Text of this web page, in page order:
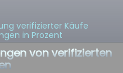
verifizierter Käufe
in Prozent
von verifizierten